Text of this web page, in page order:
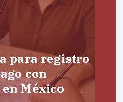
para registro
con
México